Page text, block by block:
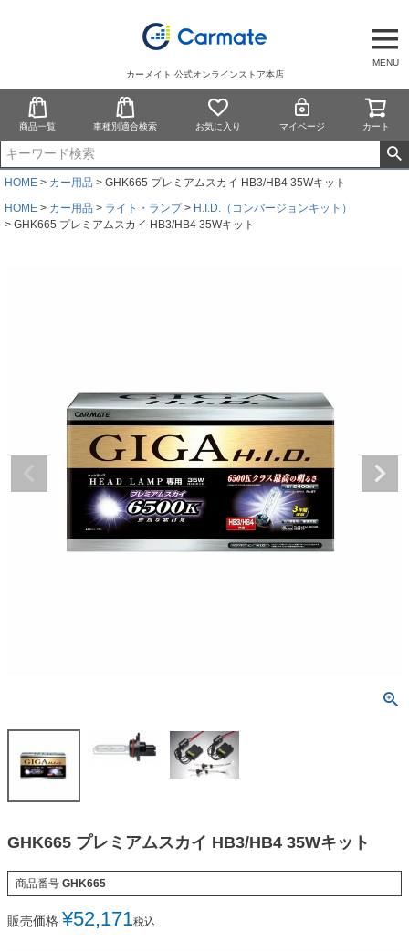
MENU
カーメイト 公式オンラインストア本店
商品一覧 車種別適合検索 お気に入り マイページ カート
HOME カー用品
GHK665 プレミアムスカイ HB3/HB4 35Wキット
HOME
カー用品 ライト・ランプ
H.I.D.（コンバージョンキット）
GHK665 プレミアムスカイ HB3/HB4 35Wキット
GHK665 プレミアムスカイ HB3/HB4 35Wキット
商品番号 GHK665
販売価格 ¥52,171税込